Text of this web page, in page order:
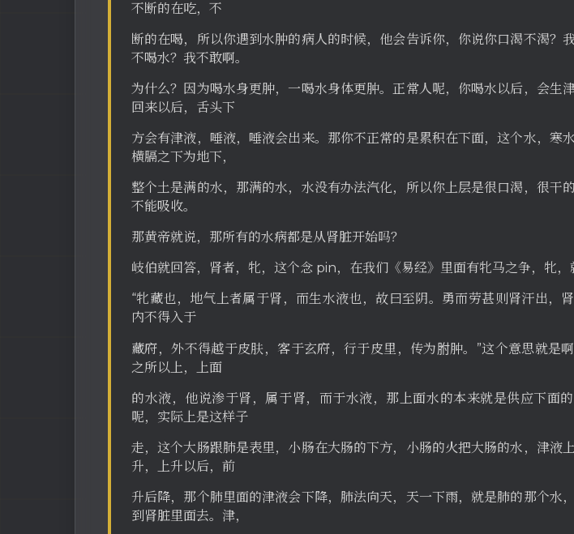
不断的在吃，不
断的在喝，所以你遇到水肿的病人的时候，他会告诉你，你说你口渴不渴？
不喝水？我不敢啊。
为什么？因为喝水身更肿，一喝水身体更肿。正常人呢，你喝水以后，会生
回来以后，舌头下
方会有津液，唾液，唾液会出来。那你不正常的是累积在下面，这个水，寒
横膈之下为地下，
整个土是满的水，那满的水，水没有办法汽化，所以你上层是很口渴，很干
不能吸收。
那黄帝就说，那所有的水病都是从肾脏开始吗？
岐伯就回答，肾者，牝，这个念 pin，在我们《易经》里面有牝马之争，牝，
“牝藏也，地气上者属于肾，而生水液也，故曰至阴。勇而劳甚则肾汗出，肾
内不得入于
藏府，外不得越于皮肤，客于玄府，行于皮里，传为胕肿。”这个意思就是啊
之所以上，上面
的水液，他说渗于肾，属于肾，而于水液，那上面水的本来就是供应下面
呢，实际上是这样子
走，这个大肠跟肺是表里，小肠在大肠的下方，小肠的火把大肠的水，津液
升，上升以后，前
升后降，那个肺里面的津液会下降，肺法向天，天一下雨，就是肺的那个水
到肾脏里面去。津，